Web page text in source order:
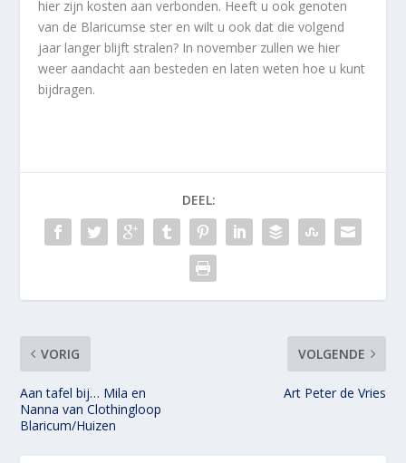
hier zijn kosten aan verbonden. Heeft u ook genoten
van de Blaricumse ster en wilt u ook dat die volgend
jaar langer blijft stralen? In november zullen we hier
weer aandacht aan besteden en laten weten hoe u kunt
bijdragen.
DEEL:
VORIG
Aan tafel bij… Mila en
Nanna van Clothingloop
Blaricum/Huizen
VOLGENDE
Art Peter de Vries